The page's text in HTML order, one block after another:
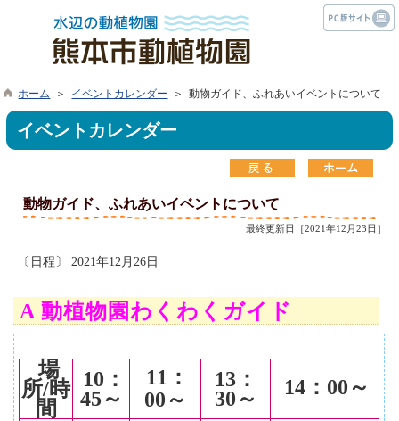
ホーム ＞ イベントカレンダー ＞ 動物ガイド、ふれあいイベントについて
イベントカレンダー
動物ガイド、ふれあいイベントについて
最終更新日［2021年12月23日］
〔日程〕 2021年12月26日
A 動植物園わくわくガイド
場
所/時
間
10 ：
45～
11 ：
00～
13：
30～
14：00～